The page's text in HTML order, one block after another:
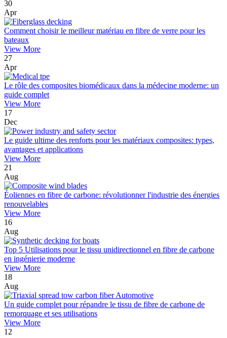
30
Apr
Comment choisir le meilleur matériau en fibre de verre pour les
bateaux
View More
27
Apr
Le rôle des composites biomédicaux dans la médecine moderne: un
guide complet
View More
17
Dec
Le guide ultime des renforts pour les matériaux composites: types,
avantages et applications
View More
21
Aug
Éoliennes en fibre de carbone: révolutionner l'industrie des énergies
renouvelables
View More
16
Aug
Top 5 Utilisations pour le tissu unidirectionnel en fibre de carbone
en ingénierie moderne
View More
18
Aug
Un guide complet pour répandre le tissu de fibre de carbone de
remorquage et ses utilisations
View More
12